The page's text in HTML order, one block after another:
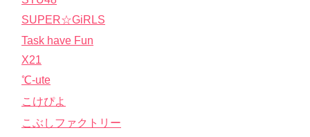
SUPER☆GiRLS
Task have Fun
X21
℃-ute
こけぴよ
こぶしファクトリー